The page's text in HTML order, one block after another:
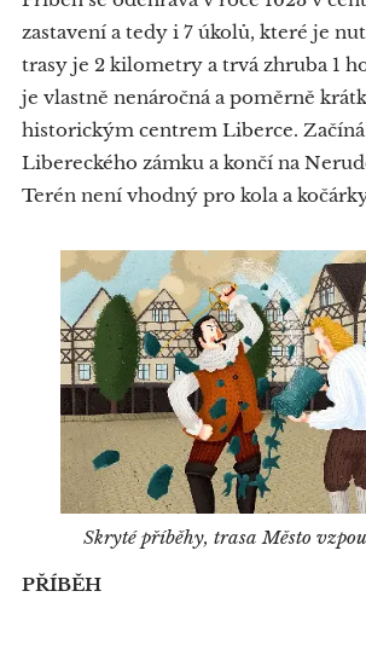
zastavení a tedy i 7 úkolů, které je
trasy je 2 kilometry a trvá zhruba 1
je vlastně nenáročná a poměrně
historickým centrem Liberce.
Libereckého zámku a končí na
Terén není vhodný pro kola a
Skryté příběhy, trasa Město
PŘÍBĚH